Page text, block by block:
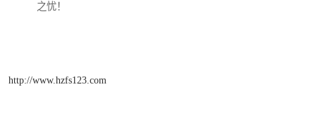
之忧！
http://www.hzfs123.com